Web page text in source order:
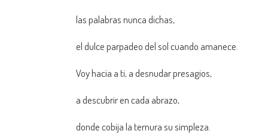
las palabras nunca dichas,
el dulce parpadeo del sol cuando amanece.
Voy hacia a ti, a desnudar presagios,
a descubrir en cada abrazo,
donde cobija la ternura su simpleza.